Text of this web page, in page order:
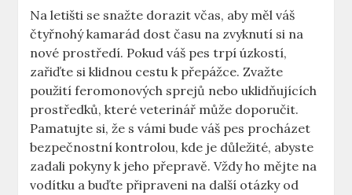
Na letišti se snažte dorazit včas, aby měl váš
čtyřnohý kamarád dost času na zvyknutí si na
nové prostředí. Pokud váš pes trpí úzkostí,
zařiďte si klidnou cestu k přepážce. Zvažte
použití feromonových sprejů nebo uklidňujících
prostředků, které veterinář může doporučit.
Pamatujte si, že s vámi bude váš pes procházet
bezpečnostní kontrolou, kde je důležité, abyste
zadali pokyny k jeho přepravě. Vždy ho mějte na
vodítku a buďte připraveni na další otázky od